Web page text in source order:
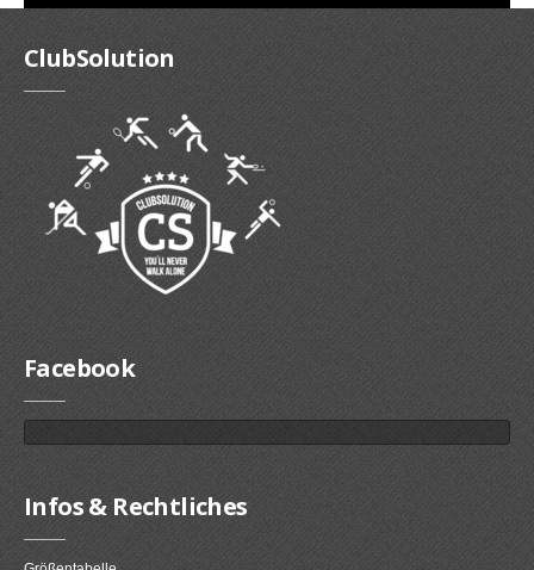
ClubSolution
Facebook
Infos & Rechtliches